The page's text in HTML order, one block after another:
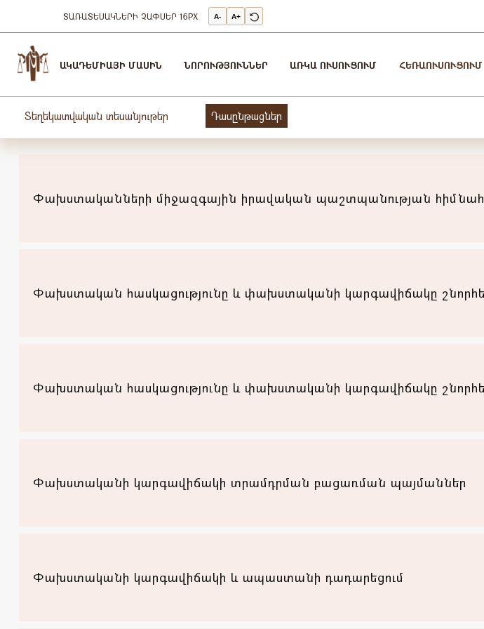
ՏԱՌԱՏԵՍԱԿՆԵՐԻ ՉԱՓՍԵՐ 16PX A- A+
Ակադեմիա
-
ԱԿԱԴԵՄԻԱՅԻ ՄԱՍԻՆ ՆՈՐՈՒԹՅՈՒՆՆԵՐ ԱՌԿԱ ՈՒՍՈՒՑՈՒՄ ՀԵՌԱՈՒՍՈՒՑՈՒՄ
Տեղեկատվական տեսանյութեր Դասընթացներ
Փախստականների միջազգային իրավական պաշտպանության
Փախստական հասկացությունը և փախստականի կարգավիճակը
Փախստական հասկացությունը և փախստականի կարգավիճակը
Փախստականի կարգավիճակի տրամդրման բացառման պայմաններ
Փախստականի կարգավիճակի և ապաստանի դադարեցում